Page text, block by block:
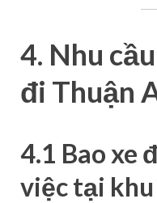
4. Nhu
đi Thuận
4.1 Bao xe
việc tại